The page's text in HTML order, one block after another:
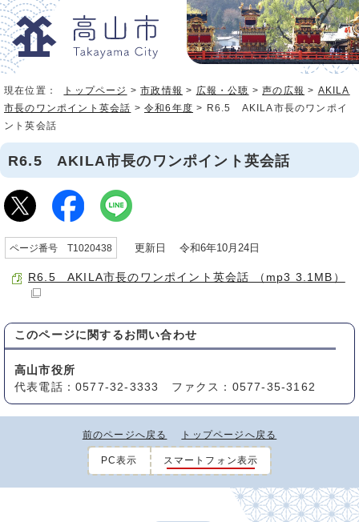
現在位置： トップページ >市政情報 > 広報・公聴 >声の広報 > AKILA
市長のワンポイント英会話 >令和6年度 > R6.5 AKILA市長のワンポイ
ント英会話
R6.5 AKILA市長のワンポイント英会話
ページ番号 T1020438 更新日 令和6年10月24日
R6.5 AKILA市長のワンポイント英会話 （mp3 3.1MB）
このページに関する お問い合わせ
高山市役所
代表電話：0577-32-3333 ファクス：0577-35-3162
前のページへ戻る トップページへ戻る
PC表示 スマートフォン表示